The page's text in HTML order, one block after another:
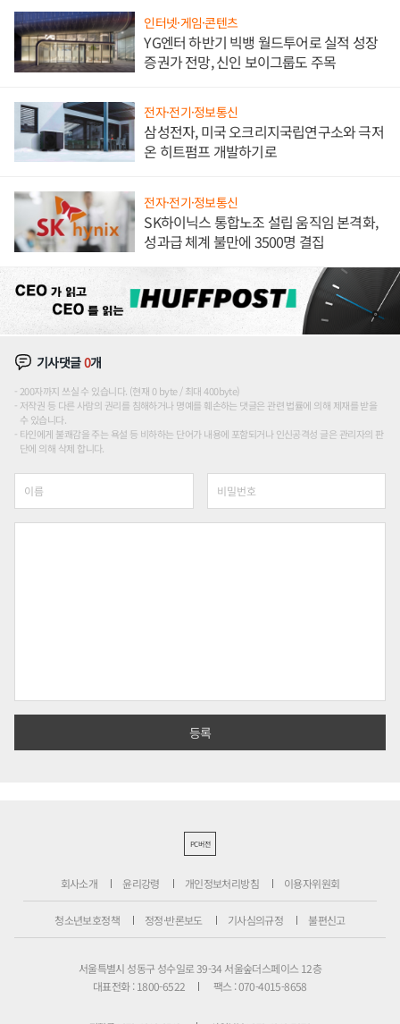
인터넷·게임·콘텐츠
YG엔터 하반기 빅뱅 월드투어로 실적 성장
증권가 전망, 신인 보이그룹도 주목
전자·전기·정보통신
삼성전자, 미국 오크리지국립연구소와 극저
온 히트펌프 개발하기로
전자·전기·정보통신
SK하이닉스 통합노조 설립 움직임 본격화,
성과급 체계 불만에 3500명 결집
기사댓글0개
200자까지 쓰실 수 있습니다. (현재 0 byte / 최대 400byte)
저작권 등 다른 사람의 권리를 침해하거나 명예를 훼손하는 댓글은 관련 법률에 의해 제재를 받을
수 있습니다.
타인에게 불쾌감을 주는 욕설 등 비하하는 단어가 내용에 포함되거나 인신공격성 글은 관리자의 판
단에 의해 삭제 합니다.
PC버전
회사소개 윤리강령 개인정보처리방침 이용자위원회
청소년보호정책 정정·반론보도 기사심의규정 불편신고
서울특별시 성동구 성수일로 39-34 서울숲더스페이스 12층
대표전화 : 1800-6522
팩스 : 070-4015-8658